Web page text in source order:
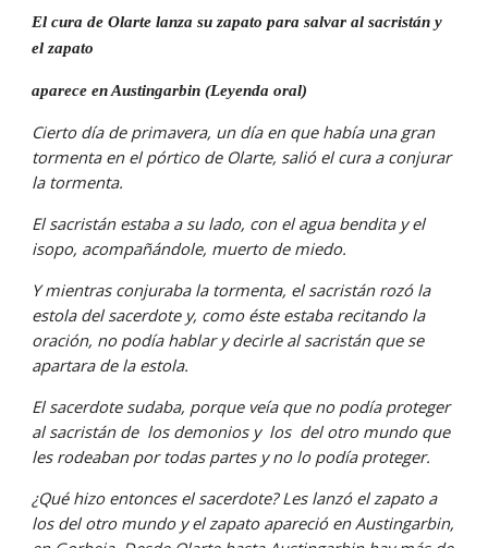
El cura de Olarte lanza su zapato para salvar al sacristán y
el zapato
aparece en Austingarbin (Leyenda oral)
Cierto día de primavera, un día en que había una gran
tormenta en el pórtico de Olarte, salió el cura a conjurar
la tormenta.
El sacristán estaba a su lado, con el agua bendita y el
isopo, acompañándole, muerto de miedo.
Y mientras conjuraba la tormenta, el sacristán rozó la
estola del sacerdote y, como éste estaba recitando la
oración, no podía hablar y decirle al sacristán que se
apartara de la estola.
El sacerdote sudaba, porque veía que no podía proteger
al sacristán de  los demonios y  los  del otro mundo que
les rodeaban por todas partes y no lo podía proteger.
¿Qué hizo entonces el sacerdote? Les lanzó el zapato a
los del otro mundo y el zapato apareció en Austingarbin,